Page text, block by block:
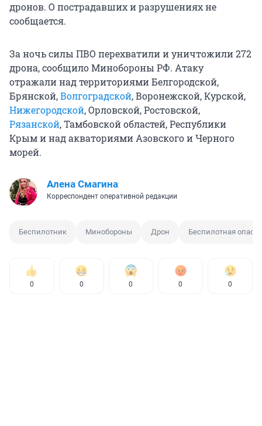
дронов. О пострадавших и разрушениях не
сообщается.
За ночь силы ПВО перехватили и уничтожили 272
дрона, сообщило Минобороны РФ. Атаку
отражали над территориями Белгородской,
Брянской,Волгоградской, Воронежской, Курской,
Нижегородской, Орловской, Ростовской,
Рязанской, Тамбовской областей, Республики
Крым и над акваториями Азовского и Черного
морей.
Алена Смагина
Корреспондент оперативной редакции
Беспилотник Минобороны Дрон Беспилотная
0 0 0 0 0